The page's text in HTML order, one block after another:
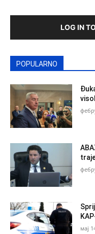
LOG IN
POPULARNO
мај